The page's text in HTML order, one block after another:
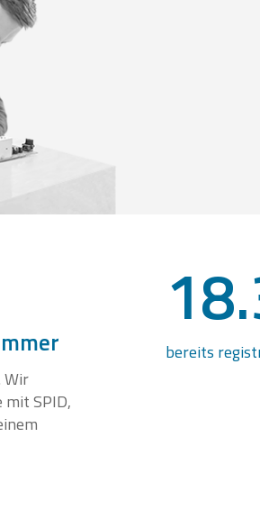
Wir
SPID,
bereits